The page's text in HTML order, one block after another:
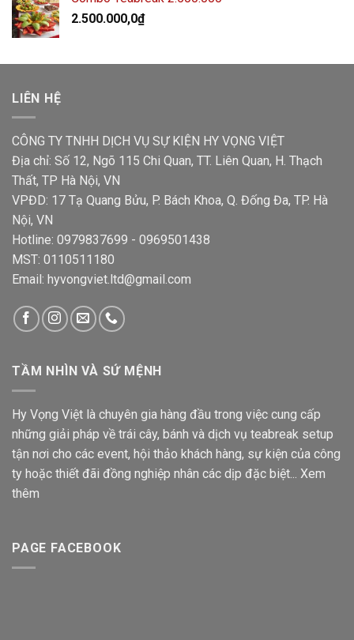
2.500.000,0₫
LIÊN HỆ
CÔNG TY TNHH DỊCH VỤ SỰ KIỆN HY VỌNG VIỆT
Địa chỉ: Số 12, Ngõ 115 Chi Quan, TT. Liên Quan, H. Thạch
Thất, TP Hà Nội, VN
VPĐD: 17 Tạ Quang Bửu, P. Bách Khoa, Q. Đống Đa, TP. Hà
Nội, VN
Hotline: 0979837699 - 0969501438
MST: 0110511180
Email: hyvongviet.ltd@gmail.com
TẦM NHÌN VÀ SỨ MỆNH
Hy Vọng Việt là chuyên gia hàng đầu trong việc cung cấp
những giải pháp về trái cây, bánh và dịch vụ teabreak setup
tận nơi cho các event, hội thảo khách hàng, sự kiện của công
ty hoặc thiết đãi đồng nghiệp nhân các dịp đặc biệt... Xem
thêm
PAGE FACEBOOK